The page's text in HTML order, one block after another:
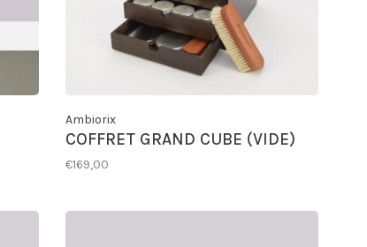
Ambiorix
COFFRET GRAND CUBE (VIDE)
€169,00